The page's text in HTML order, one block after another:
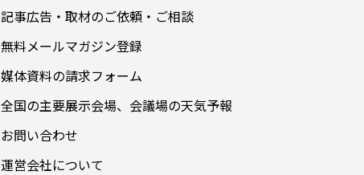
記事広告・取材のご依頼・ご相談
無料メールマガジン登録
媒体資料の請求フォーム
全国の主要展示会場、会議場の天気予報
お問い合わせ
運営会社について